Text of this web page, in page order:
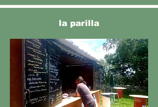
la parilla